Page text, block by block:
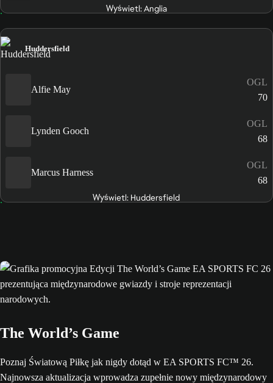
Wyświetl: Anglia
Huddersfield
Alfie May
OGL
70
Lynden Gooch
OGL
68
Marcus Harness
OGL
68
Wyświetl: Huddersfield
The World’s Game
Poznaj Światową Piłkę jak nigdy dotąd w EA SPORTS FC™ 26.
Najnowsza aktualizacja wprowadza zupełnie nowy międzynarodowy